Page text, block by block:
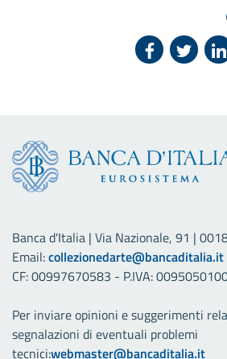
Banca d'Italia | Via Nazionale, 91 |
Email:collezionedarte@bancaditalia.it
CF: 00997670583 - P.IVA:
Per inviare opinioni e suggerimenti
segnalazioni di eventuali problemi
tecnici:webmaster@bancaditalia.it